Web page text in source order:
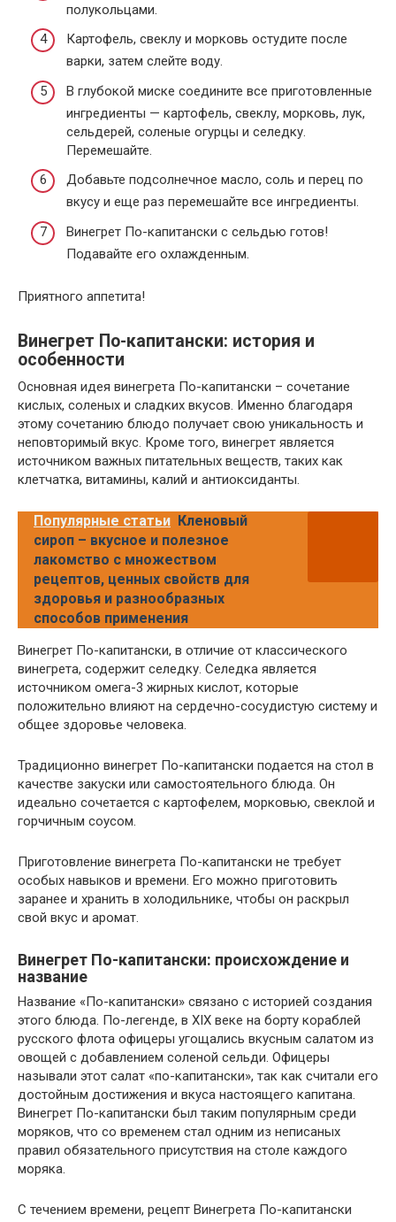
полукольцами.
Картофель, свеклу и морковь остудите после
варки, затем слейте воду.
В глубокой миске соедините все приготовленные
ингредиенты — картофель, свеклу, морковь, лук,
сельдерей, соленые огурцы и селедку.
Перемешайте.
Добавьте подсолнечное масло, соль и перец по
вкусу и еще раз перемешайте все ингредиенты.
Винегрет По-капитански с сельдью готов!
Подавайте его охлажденным.
Приятного аппетита!
Винегрет По-капитански: история и
особенности
Основная идея винегрета По-капитански – сочетание
кислых, соленых и сладких вкусов. Именно благодаря
этому сочетанию блюдо получает свою уникальность и
неповторимый вкус. Кроме того, винегрет является
источником важных питательных веществ, таких как
клетчатка, витамины, калий и антиоксиданты.
Популярные статьи Кленовый
сироп – вкусное и полезное
лакомство с множеством
рецептов, ценных свойств для
здоровья и разнообразных
способов применения
Винегрет По-капитански, в отличие от классического
винегрета, содержит селедку. Селедка является
источником омега-3 жирных кислот, которые
положительно влияют на сердечно-сосудистую систему и
общее здоровье человека.
Традиционно винегрет По-капитански подается на стол в
качестве закуски или самостоятельного блюда. Он
идеально сочетается с картофелем, морковью, свеклой и
горчичным соусом.
Приготовление винегрета По-капитански не требует
особых навыков и времени. Его можно приготовить
заранее и хранить в холодильнике, чтобы он раскрыл
свой вкус и аромат.
Винегрет По-капитански: происхождение и
название
Название «По-капитански» связано с историей создания
этого блюда. По-легенде, в XIX веке на борту кораблей
русского флота офицеры угощались вкусным салатом из
овощей с добавлением соленой сельди. Офицеры
называли этот салат «по-капитански», так как считали его
достойным достижения и вкуса настоящего капитана.
Винегрет По-капитански был таким популярным среди
моряков, что со временем стал одним из неписаных
правил обязательного присутствия на столе каждого
моряка.
С течением времени, рецепт Винегрета По-капитански